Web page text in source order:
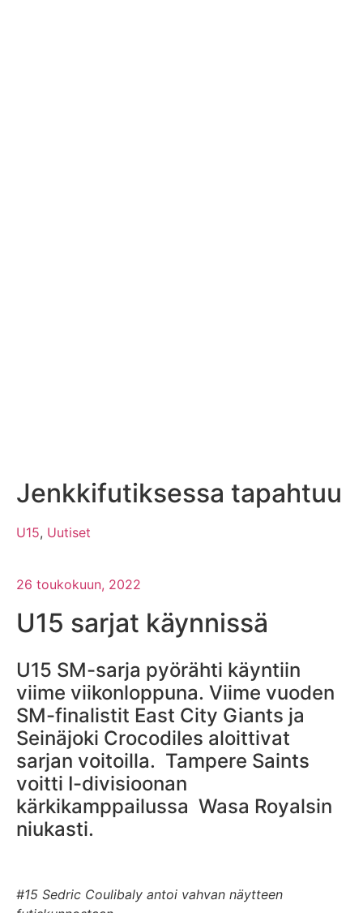
Jenkkifutiksessa tapahtuu
U15, Uutiset
26 toukokuun, 2022
U15 sarjat käynnissä
U15 SM-sarja pyörähti käyntiin
viime viikonloppuna. Viime vuoden
SM-finalistit East City Giants ja
Seinäjoki Crocodiles aloittivat
sarjan voitoilla. Tampere Saints
voitti I-divisioonan
kärkikamppailussa Wasa Royalsin
niukasti.
#15 Sedric Coulibaly antoi vahvan näytteen